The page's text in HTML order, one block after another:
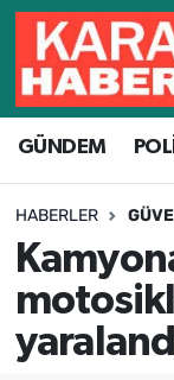
GÜNDEM
HABERLER
Hava
Trafik
Süper Lig
Tüm
Son